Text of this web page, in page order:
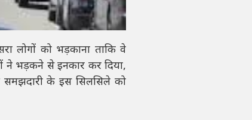
लोगों को भड़काना ताकि वे
ने भड़कने से इनकार कर दिया,
के इस सिलसिले को